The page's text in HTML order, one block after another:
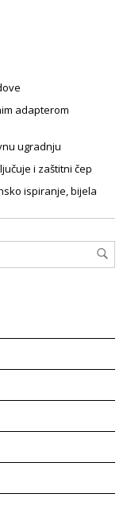
adapterom
ugradnju
i zaštitni čep
ispiranje, bijela